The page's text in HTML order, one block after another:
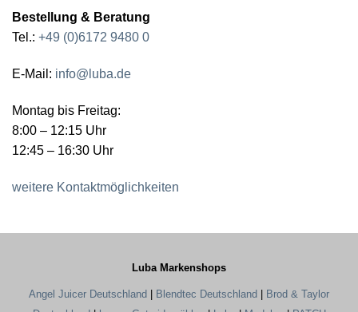
Bestellung & Beratung
Tel.: +49 (0)6172 9480 0
E-Mail: info@luba.de
Montag bis Freitag:
8:00 – 12:15 Uhr
12:45 – 16:30 Uhr
weitere Kontaktmöglichkeiten
Luba Markenshops
Angel Juicer Deutschland | Blendtec Deutschland | Brod & Taylor